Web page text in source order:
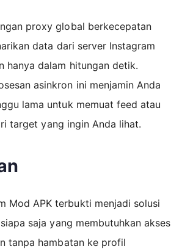
proxy global berkecepatan
data dari server Instagram
hanya dalam hitungan detik.
asinkron ini menjamin Anda
lama untuk memuat feed atau
target yang ingin Anda lihat.
Mod APK terbukti menjadi solusi
saja yang membutuhkan akses
tanpa hambatan ke profil